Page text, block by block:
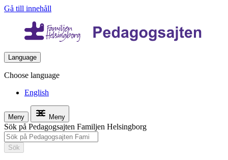
Gå till innehåll
Language
Choose language
English
Meny Meny
Sök på Pedagogsajten Familjen Helsingborg
Sök